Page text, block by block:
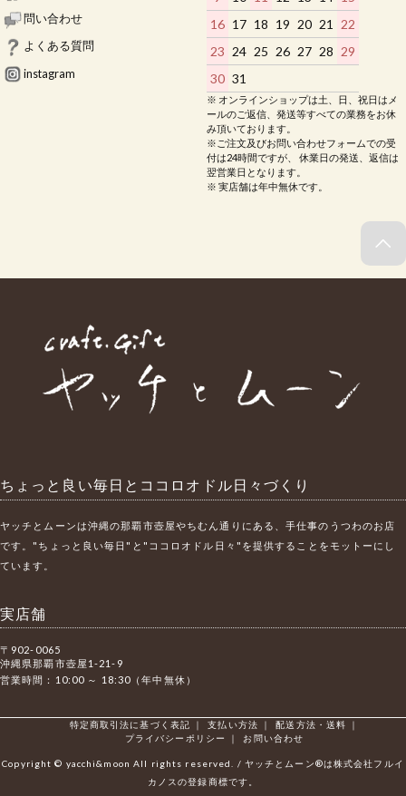
問い合わせ
よくある質問
instagram
16 17 18 19 20 21
22
23 24 25 26 27 28 29
30 31
※ オンラインショップは土、日、祝日はメ
ールのご返信、発送等すべての業務をお休
み頂いております。
※ご注文及びお問い合わせフォームでの受
付は24時間ですが、 休業日の発送、返信は
翌営業日となります。
※ 実店舗は年中無休です。
ちょっと良い毎日とココロオドル日々づくり
ヤッチとムーンは沖縄の那覇市壺屋やちむん通りにある、手仕事のうつわのお店
です。"ちょっと良い毎日"と"ココロオドル日々"を提供することをモットーにし
ています。
実店舗
〒902-0065
沖縄県那覇市壺屋1-21-9
営業時間：10:00 ～ 18:30（年中無休）
特定商取引法に基づく表記 ｜ 支払い方法 ｜ 配送方法・送料
｜
プライバシーポリシー
｜ お問い合わせ
Copyright © yacchi&moon All rights reserved. / ヤッチとムーン®は株式会社フルイ
カノスの登録商標です。